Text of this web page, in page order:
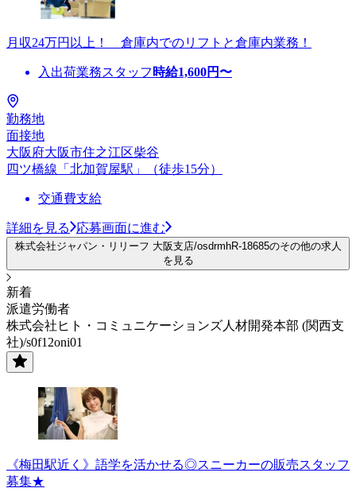
月収24万円以上！ 倉庫内でのリフトと倉庫内業務！
入出荷業務スタッフ 時給1,600円〜
勤務地
面接地
大阪府大阪市住之江区柴谷
四ツ橋線「北加賀屋駅」（徒歩15分）
交通費支給
詳細を見る 応募画面に進む
株式会社ジャパン・リリーフ 大阪支店/osdrmhR-18685のその他の求人
を見る
新着
派遣労働者
株式会社ヒト・コミュニケーションズ人材開発本部 (関西支
社)/s0f12oni01
《梅田駅近く》語学を活かせる◎スニーカーの販売スタッフ
募集★